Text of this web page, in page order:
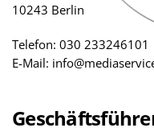
10243 Berlin
Telefon: 030 233246101
E-Mail: